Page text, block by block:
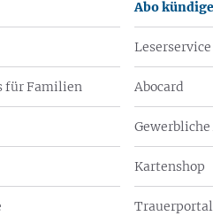
für Familien
Abo
Leserservice
Abocard
Kartenshop
Trauerportal